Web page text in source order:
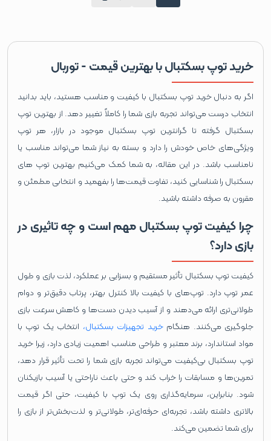
خرید توپ بسکتبال با بهترین قیمت - توربال
اگر به دنبال خرید توپ بسکتبال با کیفیت و مناسب هستید، باید بدانید
انتخاب درست می‌تواند تجربه بازی شما را کاملاً تغییر دهد. از بهترین توپ
بسکتبال گرفته تا گرانترین توپ بسکتبال موجود در بازار، هر توپ
ویژگی‌های خاص خودش را دارد و بسته به نیاز شما می‌تواند مناسب یا
نامناسب باشد. در این مقاله، به شما کمک می‌کنیم بهترین توپ های
بسکتبال را شناسایی کنید، تفاوت قیمت‌ها را بفهمید و انتخابی مطمئن و
مقرون به صرفه داشته باشید.
چرا کیفیت توپ بسکتبال مهم است و چه تاثیری در
بازی دارد؟
کیفیت توپ بسکتبال تأثیر مستقیم و بسزایی بر عملکرد، لذت بازی و طول
عمر توپ دارد. توپ‌های با کیفیت بالا کنترل بهتر، پرتاب دقیق‌تر و دوام
طولانی‌تری ارائه می‌دهند و از آسیب دیدن دست‌ها و کاهش سرعت بازی
جلوگیری می‌کنند. هنگام خرید تجهیزات بسکتبال، انتخاب یک توپ با
مواد استاندارد، برند معتبر و طراحی مناسب اهمیت زیادی دارد، زیرا خرید
توپ بسکتبال بی‌کیفیت می‌تواند تجربه بازی شما را تحت تأثیر قرار دهد،
تمرین‌ها و مسابقات را خراب کند و حتی باعث ناراحتی یا آسیب بازیکنان
شود. بنابراین، سرمایه‌گذاری روی یک توپ با کیفیت، حتی اگر قیمت
بالاتری داشته باشد، تجربه‌ای حرفه‌ای‌تر، طولانی‌تر و لذت‌بخش‌تر از بازی را
برای شما تضمین می‌کند.